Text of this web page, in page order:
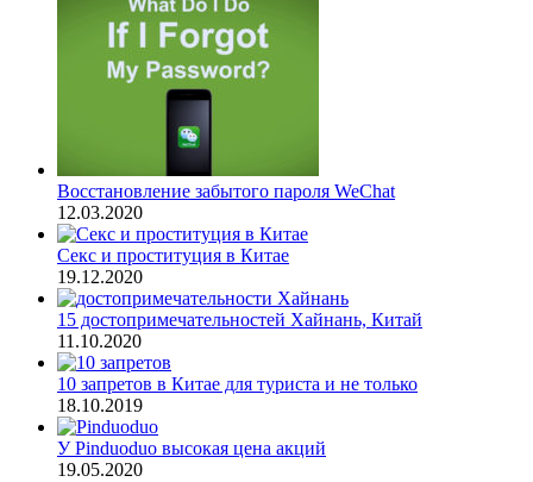
Восстановление забытого пароля WeChat
12.03.2020
Секс и проституция в Китае
19.12.2020
15 достопримечательностей Хайнань, Китай
11.10.2020
10 запретов в Китае для туриста и не только
18.10.2019
У Pinduoduo высокая цена акций
19.05.2020